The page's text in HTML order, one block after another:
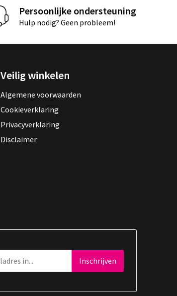
Persoonlijke ondersteuning
Hulp nodig? Geen probleem!
Veilig winkelen
Algemene voorwaarden
Cookieverklaring
Privacyverklaring
Disclaimer